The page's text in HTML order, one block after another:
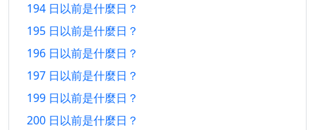
191 日
以前
27/1/2026
192 日
以前
193 日
以前
25/1/2026
194 日以前是什麼日？
195 日以前是什麼日？
196 日以前是什麼日？
197 日以前是什麼日？
199 日以前是什麼日？
200 日以前是什麼日？